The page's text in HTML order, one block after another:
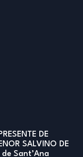
DE
SALVINO DE
Sant’Ana